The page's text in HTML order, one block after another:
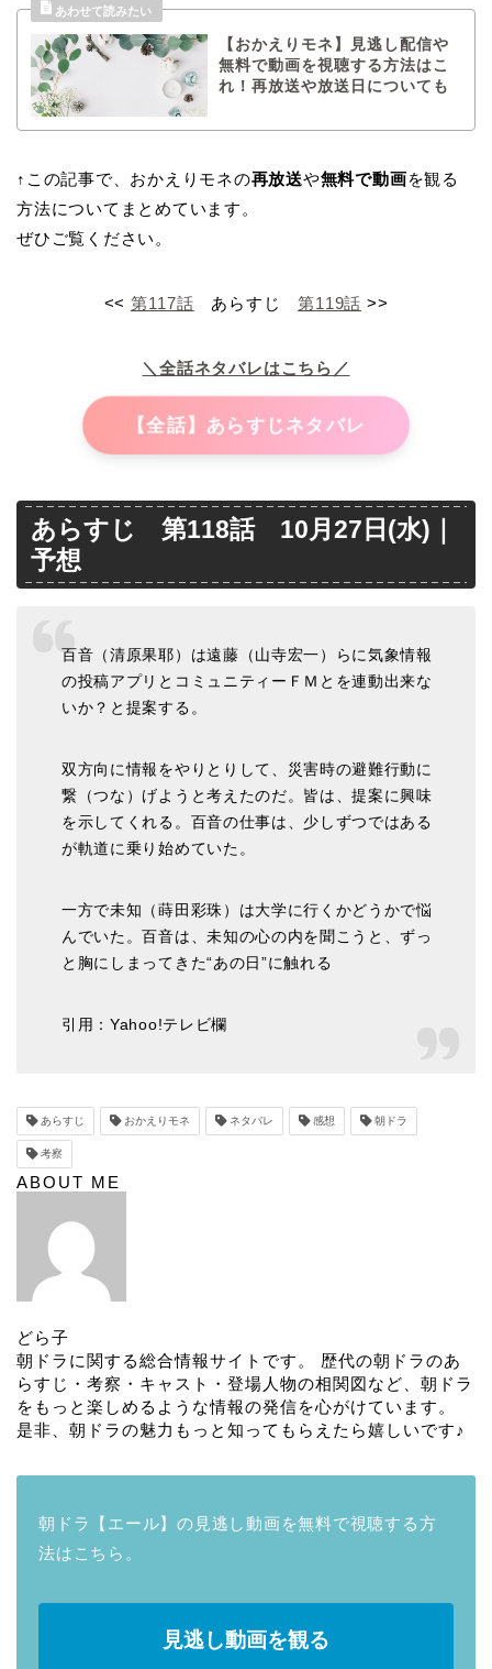
【おかえりモネ】見逃し配信や
無料で動画を視聴する方法はこ
れ！再放送や放送日についても
↑この記事で、おかえりモネの再放送や無料で動画を観る
方法についてまとめています。
ぜひご覧ください。
<< 第117話 あらすじ第119話 >>
＼全話ネタバレはこちら／
【全話】あらすじネタバレ
あらすじ 第118話 10月27日(水)｜
予想
百音（清原果耶）は遠藤（山寺宏一）らに気象情報
の投稿アプリとコミュニティーＦＭとを連動出来な
いか？と提案する。
双方向に情報をやりとりして、災害時の避難行動に
繋（つな）げようと考えたのだ。皆は、提案に興味
を示してくれる。百音の仕事は、少しずつではある
が軌道に乗り始めていた。
一方で未知（蒔田彩珠）は大学に行くかどうかで悩
んでいた。百音は、未知の心の内を聞こうと、ずっ
と胸にしまってきた“あの日”に触れる
引用：Yahoo!テレビ欄
あらすじ おかえりモネ ネタバレ 感想 朝ドラ
考察
ABOUT ME
どら子
朝ドラに関する総合情報サイトです。 歴代の朝ドラのあ
らすじ・考察・キャスト・登場人物の相関図など、朝ドラ
をもっと楽しめるような情報の発信を心がけています。
是非、朝ドラの魅力もっと知ってもらえたら嬉しいです♪
朝ドラ【エール】の見逃し動画を無料で視聴する方
法はこちら。
見逃し動画を観る